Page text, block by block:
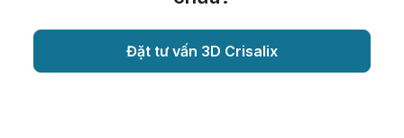
Đặt tư vấn 3D Crisalix